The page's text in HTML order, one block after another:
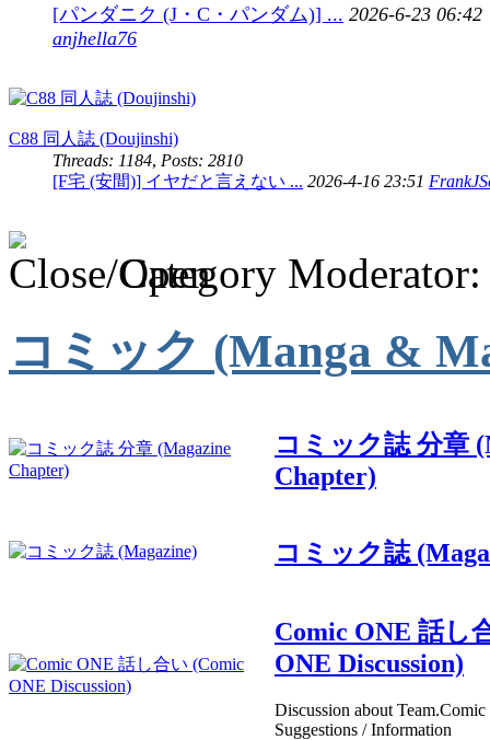
[パンダニク (J・C・パンダム)] ... 2026-6-23 06:42
anjhella76
C88 同人誌 (Doujinshi)
Threads: 1184, Posts: 2810
[F宅 (安間)] イヤだと言えない ... 2026-4-16 23:51
Category
コミック (Manga &
コミック誌 分章
Chapter)
コミック誌
Comic ONE 話し
ONE Discussion)
Discussion about
Suggestions / Information